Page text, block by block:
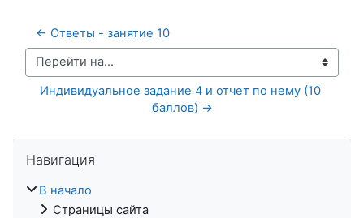
← Ответы - занятие 10
Перейти на...
Индивидуальное задание 4 и отчет по нему (10
баллов) →
Навигация
В начало
Страницы сайта